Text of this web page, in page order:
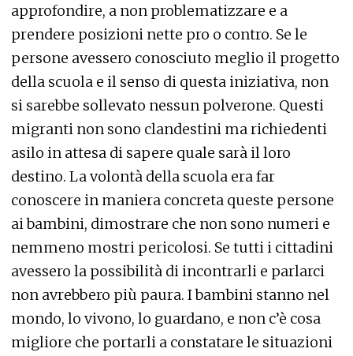
approfondire, a non problematizzare e a
prendere posizioni nette pro o contro. Se le
persone avessero conosciuto meglio il progetto
della scuola e il senso di questa iniziativa, non
si sarebbe sollevato nessun polverone. Questi
migranti non sono clandestini ma richiedenti
asilo in attesa di sapere quale sarà il loro
destino. La volontà della scuola era far
conoscere in maniera concreta queste persone
ai bambini, dimostrare che non sono numeri e
nemmeno mostri pericolosi. Se tutti i cittadini
avessero la possibilità di incontrarli e parlarci
non avrebbero più paura. I bambini stanno nel
mondo, lo vivono, lo guardano, e non c’è cosa
migliore che portarli a constatare le situazioni